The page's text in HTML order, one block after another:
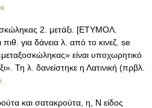
2. μετάξι. [ΕΤΥΜΟΛ.
για δάνεια λ. από το κινεζ. se
είναι υποχωρητικό
Τη λ. δανείστηκε η Λατινική (πρβλ.
και σατακρούτα, η, Ν είδος